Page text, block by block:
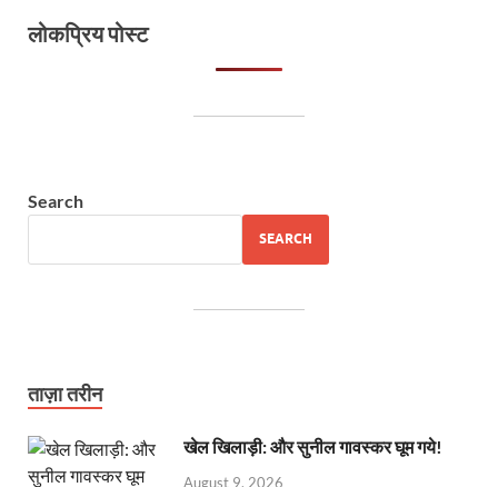
लोकप्रिय पोस्ट
Search
SEARCH
ताज़ा तरीन
खेल खिलाड़ी: और सुनील गावस्कर घूम गये!
August 9, 2026